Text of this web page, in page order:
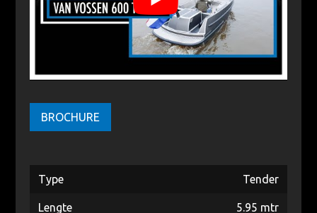
BROCHURE
Type Tender
Lengte 5.95 mtr